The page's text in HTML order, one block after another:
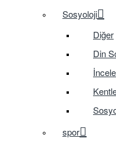
Sosyoloji
Diğer
Din
spor